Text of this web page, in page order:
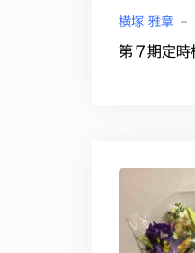
横塚 雅章 –
第７期定時